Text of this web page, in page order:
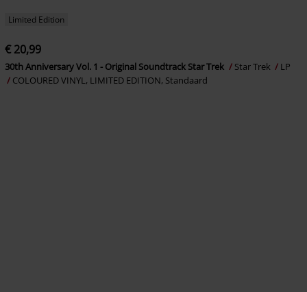
Limited Edition
€ 20,99
30th Anniversary Vol. 1 - Original Soundtrack Star Trek Star Trek
LP
COLOURED VINYL, LIMITED EDITION, Standaard